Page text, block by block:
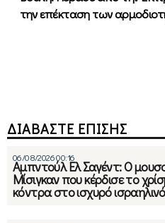
την επέκταση των
ΔΙΑΒΑΣΤΕ ΕΠΙΣΗΣ
06/08/2026 00:16
Αμπντούλ Ελ Σαγέντ: Ο
Μίσιγκαν που κέρδισε το
κόντρα στο ισχυρό